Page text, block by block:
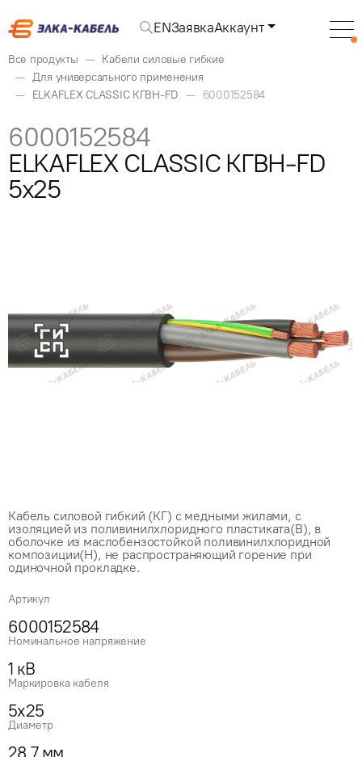
ENЗаявкаАккаунт
Все продукты
Кабели силовые гибкие
Для универсального применения
ELKAFLEX CLASSIC КГВН-FD
6000152584
Кабель силовой гибкий (КГ) с медными жилами, с
изоляцией из поливинилхлоридного пластиката(В), в
оболочке из маслобензостойкой поливинилхлоридной
композиции(Н), не распространяющий горение при
одиночной прокладке.
Артикул
6000152584
Номинальное напряжение
1 кВ
Маркировка кабеля
5x25
Диаметр
28.7 мм
6000152584
ELKAFLEX CLASSIC КГВН-FD
5x25